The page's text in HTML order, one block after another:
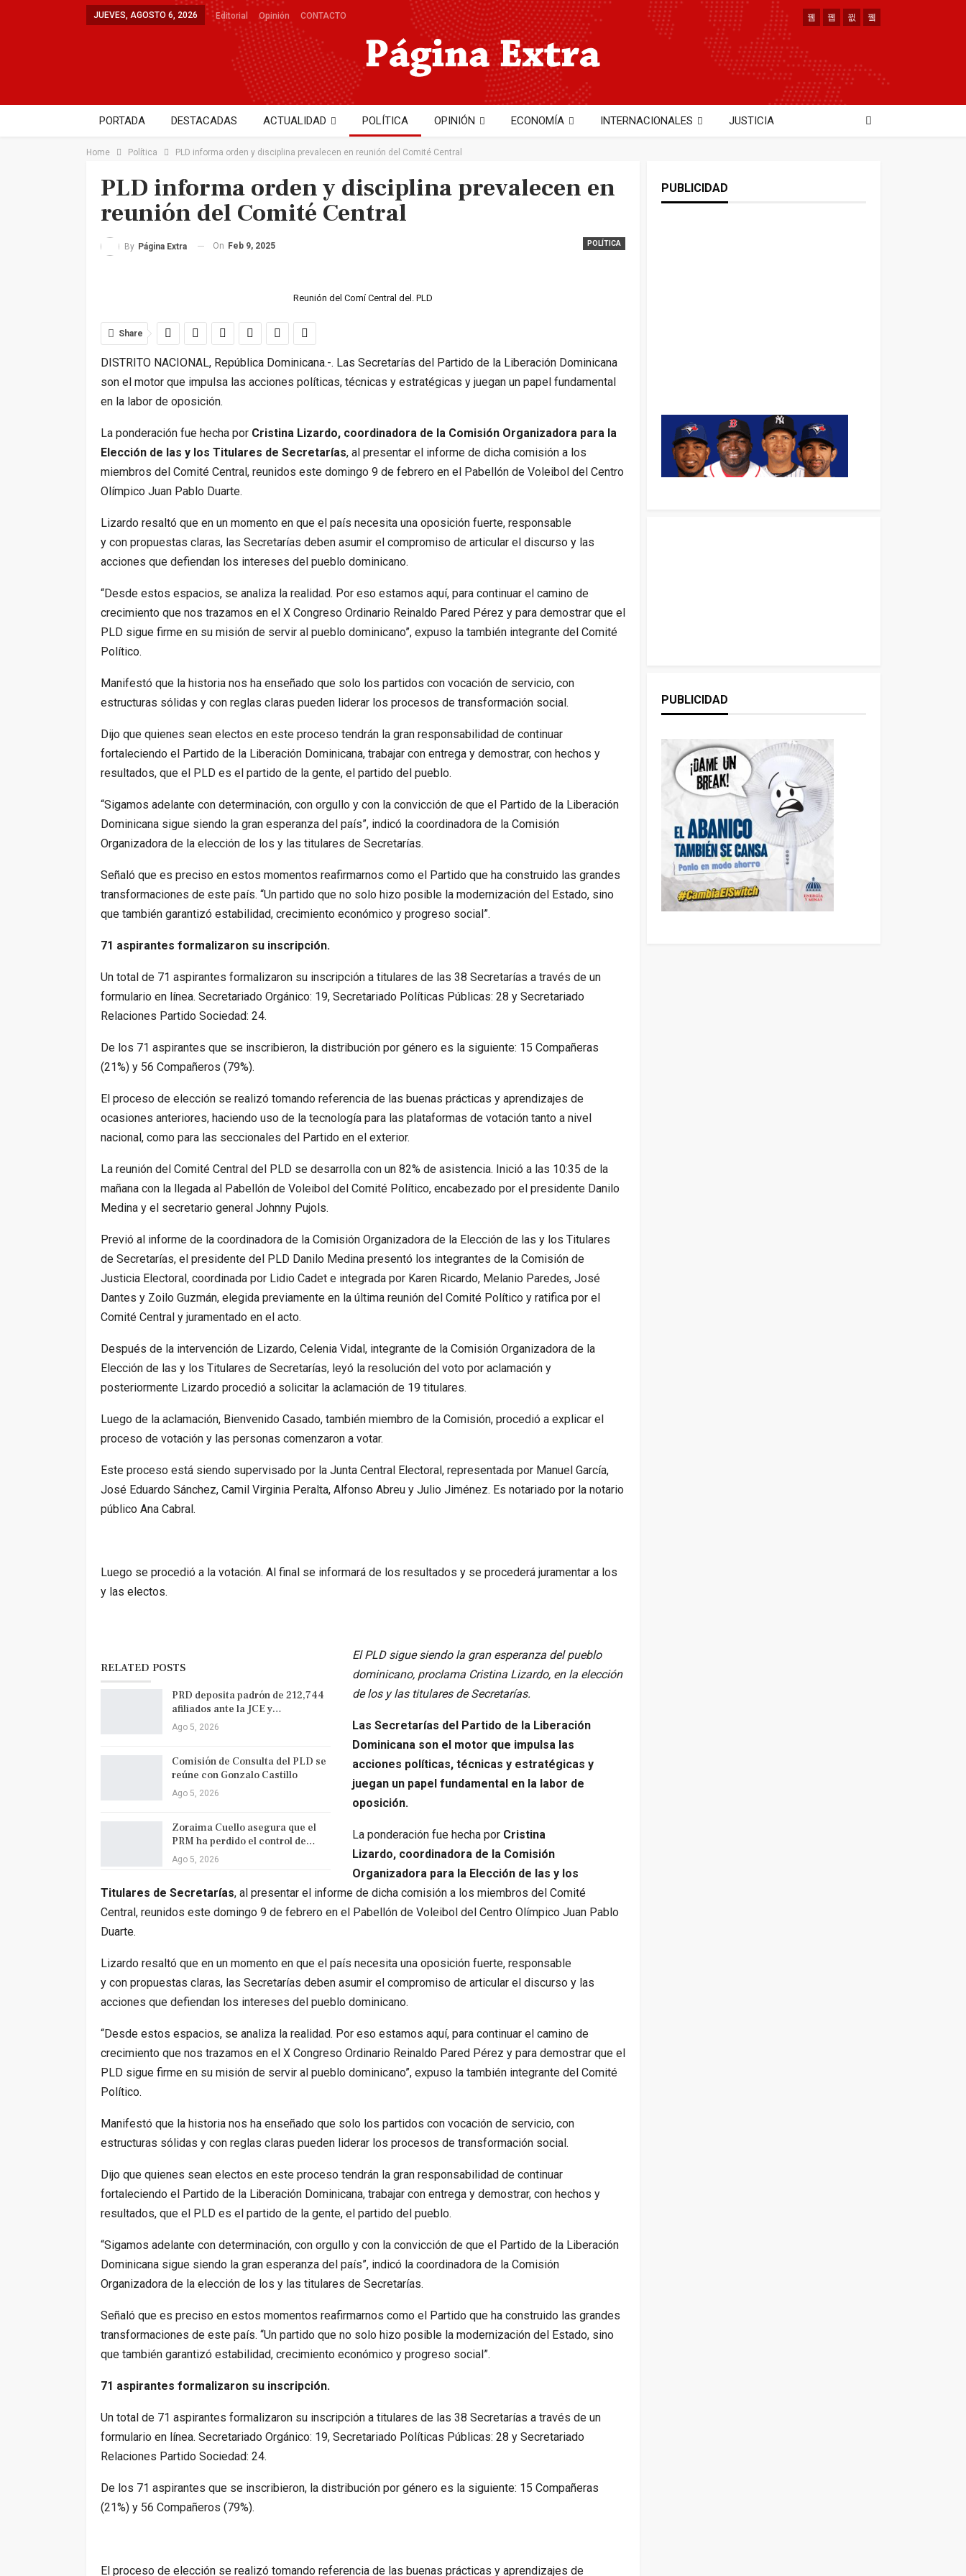
JUEVES, AGOSTO 6, 2026 Editorial Opinión CONTACTO
PORTADA DESTACADAS ACTUALIDAD POLÍTICA OPINIÓN ECONOMÍA INTERNACIONALES JUSTICIA
DEPORTES SALUD ENTRETENIMIENTO TECNOLOGÍA Hector Cobo
Home Política PLD informa orden y disciplina prevalecen en reunión del Comité Central
PLD informa orden y disciplina prevalecen en
reunión del Comité Central
POLÍTICA
By Página Extra On Feb 9, 2025
Reunión del Comí Central del. PLD
Share
DISTRITO NACIONAL, República Dominicana.-. Las Secretarías del Partido de la Liberación Dominicana
son el motor que impulsa las acciones políticas, técnicas y estratégicas y juegan un papel fundamental
en la labor de oposición.
La ponderación fue hecha por Cristina Lizardo, coordinadora de la Comisión Organizadora para la
Elección de las y los Titulares de Secretarías, al presentar el informe de dicha comisión a los
miembros del Comité Central, reunidos este domingo 9 de febrero en el Pabellón de Voleibol del Centro
Olímpico Juan Pablo Duarte.
Lizardo resaltó que en un momento en que el país necesita una oposición fuerte, responsable
y con propuestas claras, las Secretarías deben asumir el compromiso de articular el discurso y las
acciones que defiendan los intereses del pueblo dominicano.
“Desde estos espacios, se analiza la realidad. Por eso estamos aquí, para continuar el camino de
crecimiento que nos trazamos en el X Congreso Ordinario Reinaldo Pared Pérez y para demostrar que el
PLD sigue firme en su misión de servir al pueblo dominicano”, expuso la también integrante del Comité
Político.
Manifestó que la historia nos ha enseñado que solo los partidos con vocación de servicio, con
estructuras sólidas y con reglas claras pueden liderar los procesos de transformación social.
Dijo que quienes sean electos en este proceso tendrán la gran responsabilidad de continuar
fortaleciendo el Partido de la Liberación Dominicana, trabajar con entrega y demostrar, con hechos y
resultados, que el PLD es el partido de la gente, el partido del pueblo.
“Sigamos adelante con determinación, con orgullo y con la convicción de que el Partido de la Liberación
Dominicana sigue siendo la gran esperanza del país”, indicó la coordinadora de la Comisión
Organizadora de la elección de los y las titulares de Secretarías.
Señaló que es preciso en estos momentos reafirmarnos como el Partido que ha construido las grandes
transformaciones de este país. “Un partido que no solo hizo posible la modernización del Estado, sino
que también garantizó estabilidad, crecimiento económico y progreso social”.
71 aspirantes formalizaron su inscripción.
Un total de 71 aspirantes formalizaron su inscripción a titulares de las 38 Secretarías a través de un
formulario en línea. Secretariado Orgánico: 19, Secretariado Políticas Públicas: 28 y Secretariado
Relaciones Partido Sociedad: 24.
De los 71 aspirantes que se inscribieron, la distribución por género es la siguiente: 15 Compañeras
(21%) y 56 Compañeros (79%).
El proceso de elección se realizó tomando referencia de las buenas prácticas y aprendizajes de
ocasiones anteriores, haciendo uso de la tecnología para las plataformas de votación tanto a nivel
nacional, como para las seccionales del Partido en el exterior.
La reunión del Comité Central del PLD se desarrolla con un 82% de asistencia. Inició a las 10:35 de la
mañanacon la llegada al Pabellón de Voleibol del Comité Político, encabezado por el presidente Danilo
Medina y el secretario general Johnny Pujols.
Previó al informe de la coordinadora de la Comisión Organizadora de la Elección de las y los Titulares
de Secretarías, el presidente del PLD Danilo Medina presentó los integrantes de la Comisión de
Justicia Electoral, coordinada por Lidio Cadet e integrada por Karen Ricardo, Melanio Paredes, José
Dantes y Zoilo Guzmán, elegida previamente en la última reunión del Comité Político y ratifica por el
Comité Central y juramentado en el acto.
Después de la intervención de Lizardo, Celenia Vidal, integrante de la Comisión Organizadora de la
Elección de las y los Titulares de Secretarías, leyó la resolución del voto por aclamación y
posteriormente Lizardo procedió a solicitar la aclamación de 19 titulares.
Luego de la aclamación, Bienvenido Casado, también miembro de la Comisión, procedió a explicar el
proceso de votación y las personas comenzaron a votar.
Este proceso está siendo supervisado por la Junta Central Electoral, representada por Manuel García,
José Eduardo Sánchez, Camil Virginia Peralta, Alfonso Abreu y Julio Jiménez. Es notariado por la notario
público Ana Cabral.
Luego se procedió a la votación. Al final se informará de los resultados y se procederá juramentar a los
y las electos.
RELATED POSTS
PRD deposita padrón de 212,744
afiliados ante la JCE y…
Ago 5, 2026
Comisión de Consulta del PLD se
reúne con Gonzalo Castillo
Ago 5, 2026
Zoraima Cuello asegura que el
PRM ha perdido el control de…
Ago 5, 2026
El PLD sigue siendo la gran esperanza del pueblo
dominicano, proclama Cristina Lizardo, en la elección
de los y las titulares de Secretarías.
Las Secretarías del Partido de la Liberación
Dominicana son el motor que impulsa las
acciones políticas, técnicas y estratégicas y
juegan un papel fundamental en la labor de
oposición.
La ponderación fue hecha por Cristina
Lizardo, coordinadora de la Comisión
Organizadora para la Elección de las y los
Titulares de Secretarías, al presentar el informe de dicha comisión a los miembros del Comité
Central, reunidos este domingo 9 de febrero en el Pabellón de Voleibol del Centro Olímpico Juan Pablo
Duarte.
Lizardo resaltó que en un momento en que el país necesita una oposición fuerte, responsable
y con propuestas claras, las Secretarías deben asumir el compromiso de articular el discurso y las
acciones que defiendan los intereses del pueblo dominicano.
“Desde estos espacios, se analiza la realidad. Por eso estamos aquí, para continuar el camino de
crecimiento que nos trazamos en el X Congreso Ordinario Reinaldo Pared Pérez y para demostrar que el
PLD sigue firme en su misión de servir al pueblo dominicano”, expuso la también integrante del Comité
Político.
Manifestó que la historia nos ha enseñado que solo los partidos con vocación de servicio, con
estructuras sólidas y con reglas claras pueden liderar los procesos de transformación social.
Dijo que quienes sean electos en este proceso tendrán la gran responsabilidad de continuar
fortaleciendo el Partido de la Liberación Dominicana, trabajar con entrega y demostrar, con hechos y
resultados, que el PLD es el partido de la gente, el partido del pueblo.
“Sigamos adelante con determinación, con orgullo y con la convicción de que el Partido de la Liberación
Dominicana sigue siendo la gran esperanza del país”, indicó la coordinadora de la Comisión
Organizadora de la elección de los y las titulares de Secretarías.
Señaló que es preciso en estos momentos reafirmarnos como el Partido que ha construido las grandes
transformaciones de este país. “Un partido que no solo hizo posible la modernización del Estado, sino
que también garantizó estabilidad, crecimiento económico y progreso social”.
71 aspirantes formalizaron su inscripción.
Un total de 71 aspirantes formalizaron su inscripción a titulares de las 38 Secretarías a través de un
formulario en línea. Secretariado Orgánico: 19, Secretariado Políticas Públicas: 28 y Secretariado
Relaciones Partido Sociedad: 24.
De los 71 aspirantes que se inscribieron, la distribución por género es la siguiente: 15 Compañeras
(21%) y 56 Compañeros (79%).
El proceso de elección se realizó tomando referencia de las buenas prácticas y aprendizajes de
PUBLICIDAD
PUBLICIDAD